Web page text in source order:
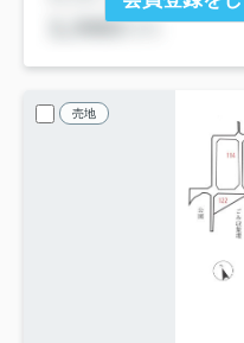
売地